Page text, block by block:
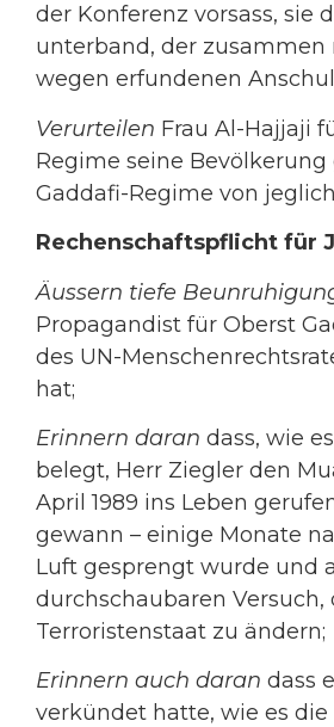
der Konferenz vorsass, sie
unterband, der
wegen erfundenen
Verurteilen Frau Al-Hajjaji
Regime seine
Gaddafi-Regime von
Rechenschaftspflicht für
Äussern tiefe
Propagandist für Oberst
des UN-
hat;
Erinnern daran dass, wie
belegt, Herr Ziegler den
April 1989 ins Leben
gewann – einige Monate
Luft gesprengt wurde und
durchschaubaren
Terroristenstaat zu ändern;
Erinnern auch daran dass
verkündet hatte, wie es